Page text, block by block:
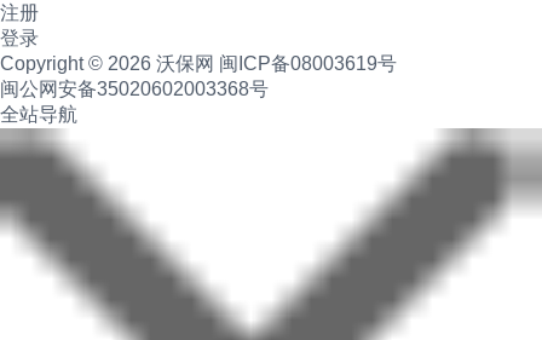
注册
登录
Copyright © 2026 沃保网 闽ICP备08003619号
闽公网安备35020602003368号
全站导航